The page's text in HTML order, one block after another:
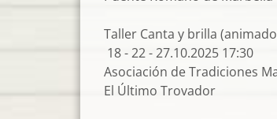
Taller Canta y brilla
18 - 22 - 27.10.2025 17:30
Asociación de Tradiciones
El Último Trovador